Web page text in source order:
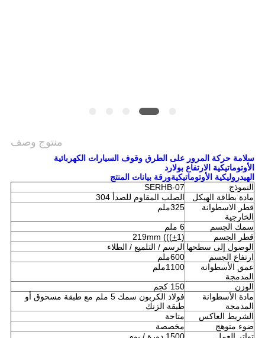
منتوج وصف
سلامة حركة المرور على الطرق وقوف السيارات الكهربائية
الأوتوماتيكية الارتفاع بولارد
الهيدروليكية الأوتوماتيكيةورقة بيانات المنتج
النموذج
SERHB-07
مادة بطاقة الهيكل
الصلب المقاوم للصدأ 304
قطر الاسطوانة
الخارجية
325ملم
سمك الجسم
6 ملم
قطر الجسم
219mm (((+1)
الوصول إلى سطحها الرسم / التلميع / الطلاء
ارتفاع الجسم
600ملم
عمق الأسطوانة
المدمجة
1100ملم
الوزن
150 كجم
مادة الأسطوانة
المدمجة
فولاذ الكربون سمك 5 ملم مع طبقة مسحوق أو
طبقة الزنك
الشريط العاكس
متاحة
ضوء متوهج
مخصصة